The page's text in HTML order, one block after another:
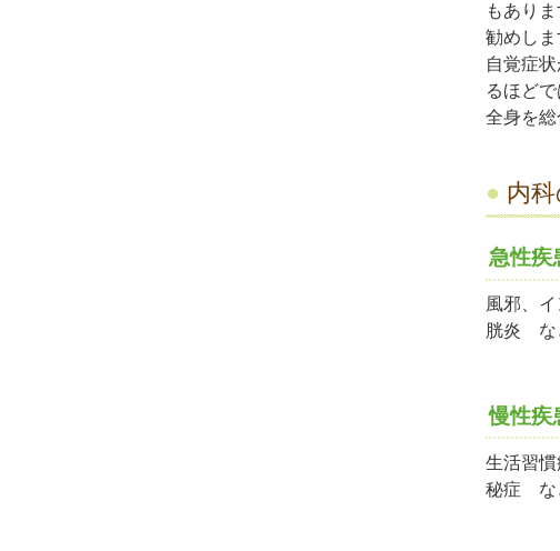
もあり
勧めしま
自覚症
るほど
全身を総
内
急性疾
風邪、
胱炎 な
慢性疾
生活習
秘症 な